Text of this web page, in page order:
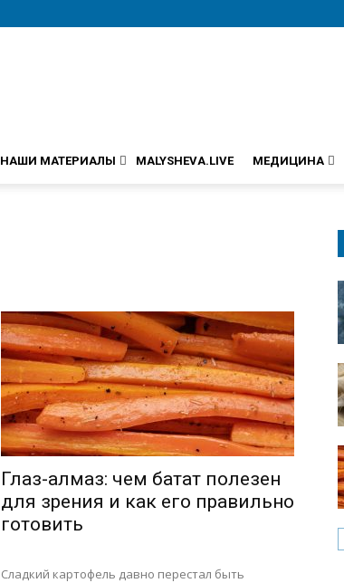
НАШИ МАТЕРИАЛЫ MALYSHEVA.LIVE МЕДИЦИНА
Глаз-алмаз: чем батат полезен
для зрения и как его правильно
готовить
Сладкий картофель давно перестал быть